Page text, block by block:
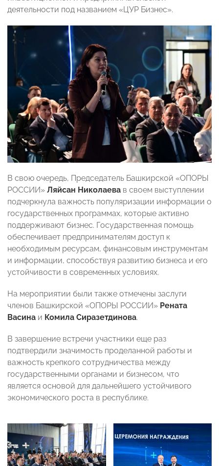
деятельности под названием «ЦУР Бизнес».
В свою очередь, Председатель Башкирской «ОПОРЫ
РОССИИ» Ляйсан Николаева в своем выступлении
подчеркнула важность популяризации информации о
государственных программах, которые активно
поддерживают бизнес. Государственная помощь
обеспечивает предпринимателям доступ к
необходимым ресурсам, финансовым инструментам
и информации, способствуя развитию бизнеса и его
устойчивости в современных условиях.
На мероприятии были также отмечены заслуги
членов Башкирской «ОПОРЫ РОССИИ» Рената
Васина и Комила Сиразетдинова.
В завершение встречи участники еще раз
подтвердили значимость проделанной работы и
важность крепкого сотрудничества между
государственными органами и бизнесом, что
является основой для дальнейшего устойчивого
экономического роста в республике.